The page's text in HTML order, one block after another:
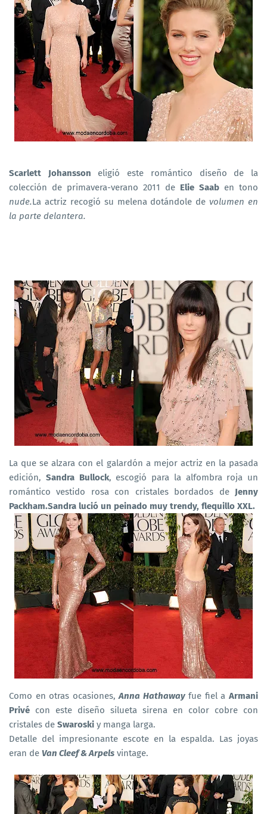
Scarlett Johansson eligió este romántico diseño de la
colección de primavera-verano 2011 de Elie Saab en tono
nude.La actriz recogió su melena dotándole devolumen en
la parte delantera.
La que se alzara con el galardón a mejor actriz en la pasada
edición, Sandra Bullock, escogió para la alfombra roja un
romántico vestido rosa con cristales bordados de Jenny
Packham.Sandra lució un peinado muy trendy, flequillo XXL.
Como en otras ocasiones,Anna Hathawayfue fiel aArmani
Privé con este diseño silueta sirena en color cobre con
cristales de Swaroski y manga larga.
Detalle del impresionante escote en la espalda. Las joyas
eran de Van Cleef & Arpels vintage.